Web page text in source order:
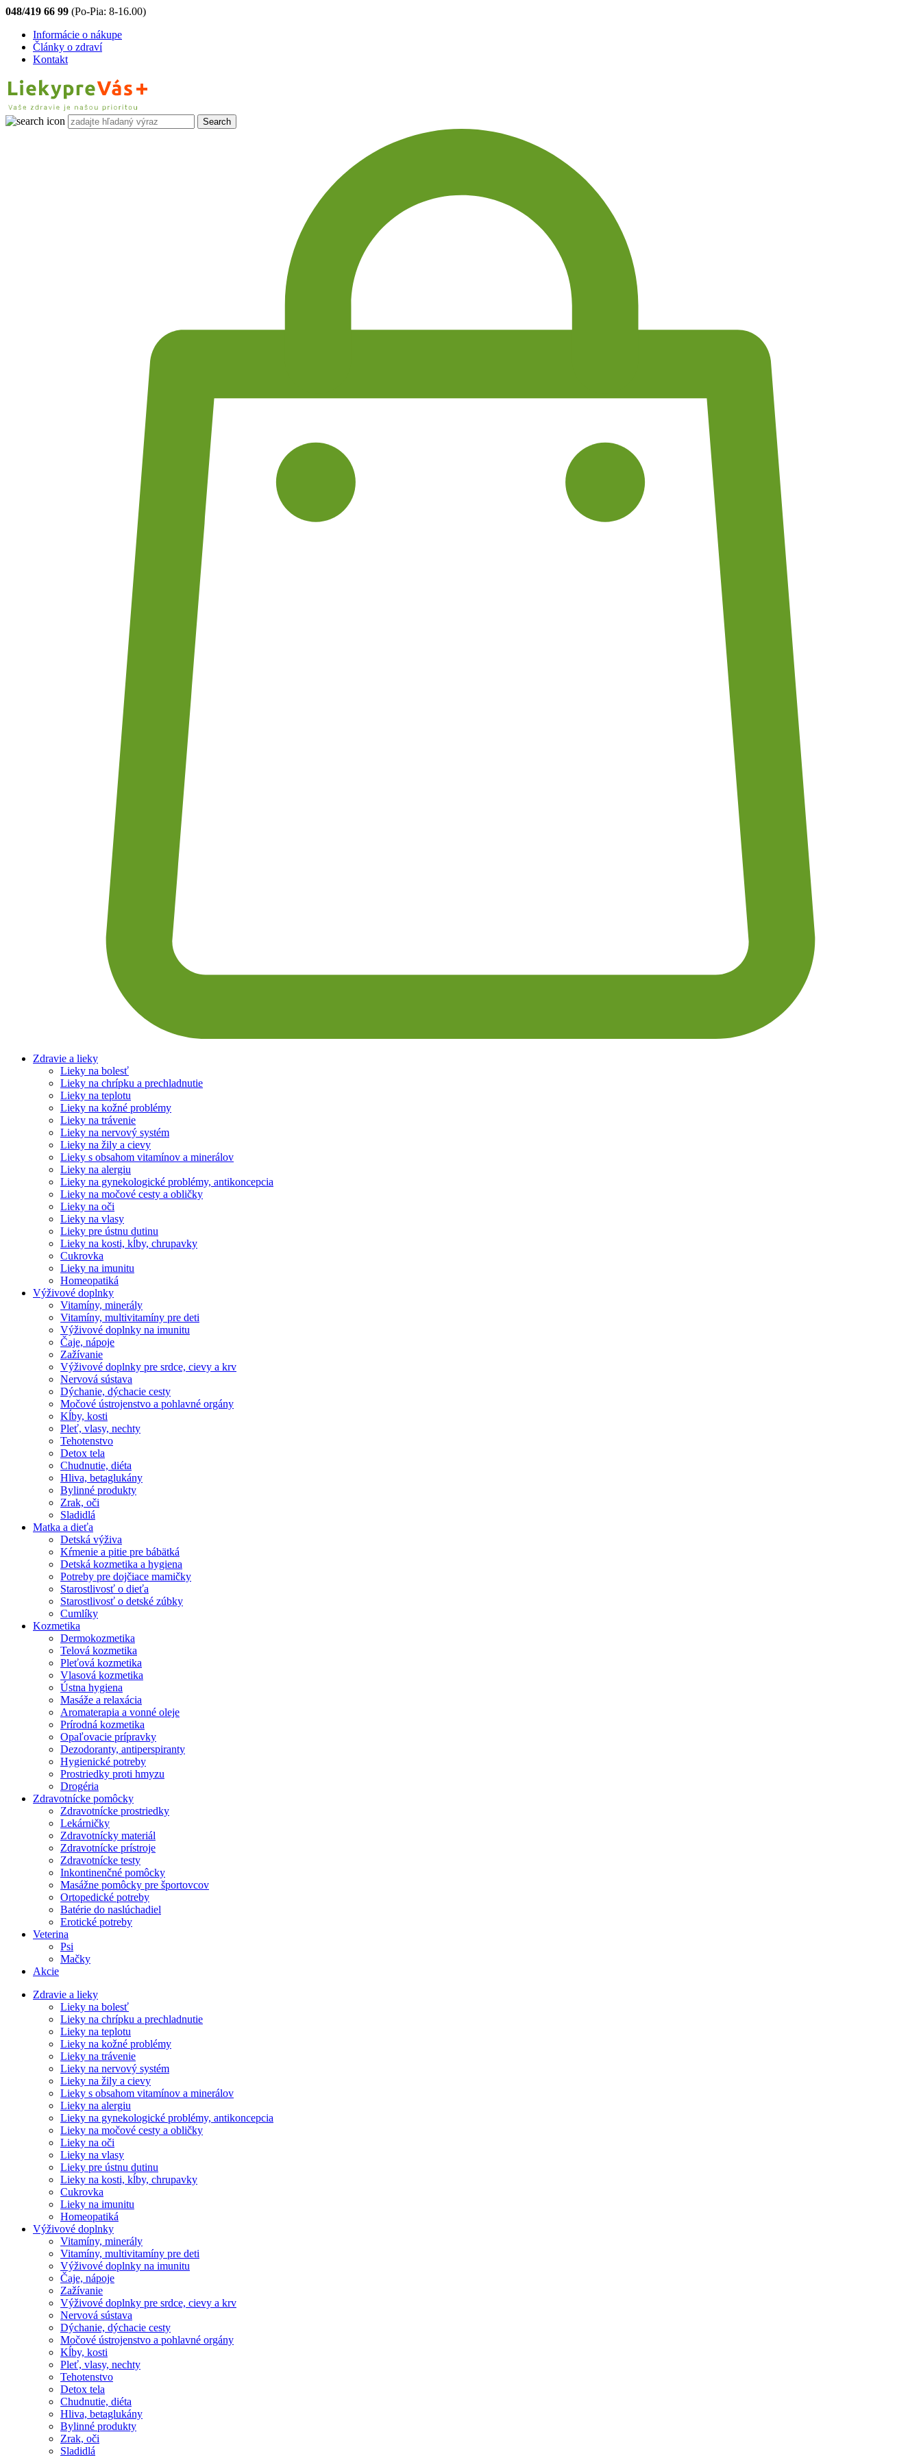
048/419 66 99 (Po-Pia: 8-16.00)
Informácie o nákupe
Články o zdraví
Kontakt
Zdravie a lieky
Lieky na bolesť
Lieky na chrípku a prechladnutie
Lieky na teplotu
Lieky na kožné problémy
Lieky na trávenie
Lieky na nervový systém
Lieky na žily a cievy
Lieky s obsahom vitamínov a minerálov
Lieky na alergiu
Lieky na gynekologické problémy, antikoncepcia
Lieky na močové cesty a obličky
Lieky na oči
Lieky na vlasy
Lieky pre ústnu dutinu
Lieky na kosti, kĺby, chrupavky
Cukrovka
Lieky na imunitu
Homeopatiká
Výživové doplnky
Vitamíny, minerály
Vitamíny, multivitamíny pre deti
Výživové doplnky na imunitu
Čaje, nápoje
Zažívanie
Výživové doplnky pre srdce, cievy a krv
Nervová sústava
Dýchanie, dýchacie cesty
Močové ústrojenstvo a pohlavné orgány
Kĺby, kosti
Pleť, vlasy, nechty
Tehotenstvo
Detox tela
Chudnutie, diéta
Hliva, betaglukány
Bylinné produkty
Zrak, oči
Sladidlá
Matka a dieťa
Detská výživa
Kŕmenie a pitie pre bábätká
Detská kozmetika a hygiena
Potreby pre dojčiace mamičky
Starostlivosť o dieťa
Starostlivosť o detské zúbky
Cumlíky
Kozmetika
Dermokozmetika
Telová kozmetika
Pleťová kozmetika
Vlasová kozmetika
Ústna hygiena
Masáže a relaxácia
Aromaterapia a vonné oleje
Prírodná kozmetika
Opaľovacie prípravky
Dezodoranty, antiperspiranty
Hygienické potreby
Prostriedky proti hmyzu
Drogéria
Zdravotnícke pomôcky
Zdravotnícke prostriedky
Lekárničky
Zdravotnícky materiál
Zdravotnícke prístroje
Zdravotnícke testy
Inkontinenčné pomôcky
Masážne pomôcky pre športovcov
Ortopedické potreby
Batérie do naslúchadiel
Erotické potreby
Veterina
Psi
Mačky
Akcie
Zdravie a lieky
Lieky na bolesť
Lieky na chrípku a prechladnutie
Lieky na teplotu
Lieky na kožné problémy
Lieky na trávenie
Lieky na nervový systém
Lieky na žily a cievy
Lieky s obsahom vitamínov a minerálov
Lieky na alergiu
Lieky na gynekologické problémy, antikoncepcia
Lieky na močové cesty a obličky
Lieky na oči
Lieky na vlasy
Lieky pre ústnu dutinu
Lieky na kosti, kĺby, chrupavky
Cukrovka
Lieky na imunitu
Homeopatiká
Výživové doplnky
Vitamíny, minerály
Vitamíny, multivitamíny pre deti
Výživové doplnky na imunitu
Čaje, nápoje
Zažívanie
Výživové doplnky pre srdce, cievy a krv
Nervová sústava
Dýchanie, dýchacie cesty
Močové ústrojenstvo a pohlavné orgány
Kĺby, kosti
Pleť, vlasy, nechty
Tehotenstvo
Detox tela
Chudnutie, diéta
Hliva, betaglukány
Bylinné produkty
Zrak, oči
Sladidlá